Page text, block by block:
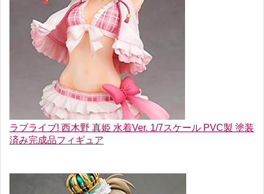
ラブライブ! 西木野 真姫 水着Ver. 1/7スケール PVC製 塗装
済み完成品フィギュア